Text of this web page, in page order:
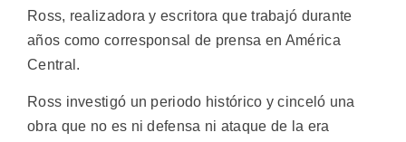
Ross, realizadora y escritora que trabajó durante
años como corresponsal de prensa en América
Central.
Ross investigó un periodo histórico y cinceló una
obra que no es ni defensa ni ataque de la era